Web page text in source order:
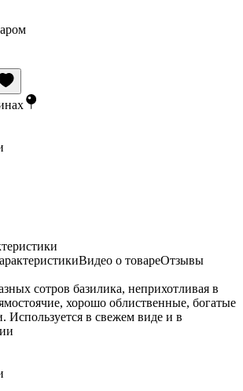
Видео о товареОтзывы
сотров базилика, неприхотливая в
хорошо облиственные, богатые
в свежем виде и в